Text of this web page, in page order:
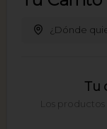
¿Dónde
Tu
Los